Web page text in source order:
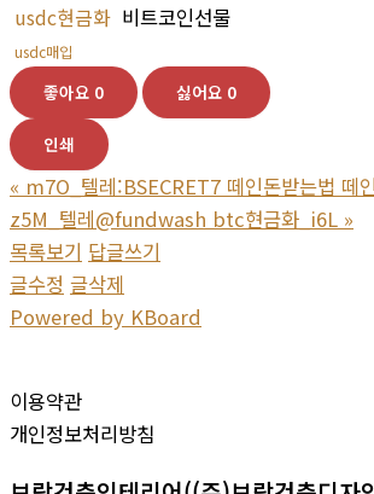
usdc현금화 비트코인선물
usdc매입
좋아요 0 싫어요 0
인쇄
« m7O_텔레:BSECRET7 떼인돈받는법 떼
z5M_텔레@fundwash btc현금화_i6L »
목록보기 답글쓰기
글수정 글삭제
Powered by KBoard
이용약관
개인정보처리방침